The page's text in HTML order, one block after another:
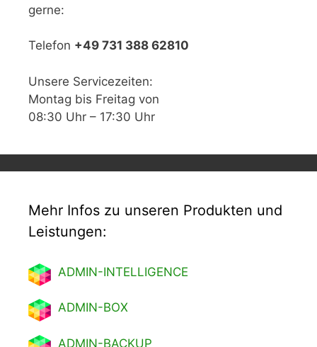
gerne:
Telefon +49 731 388 62810
Unsere Servicezeiten:
Montag bis Freitag von
08:30 Uhr – 17:30 Uhr
Mehr Infos zu unseren Produkten und
Leistungen:
ADMIN-INTELLIGENCE
ADMIN-BOX
ADMIN-BACKUP